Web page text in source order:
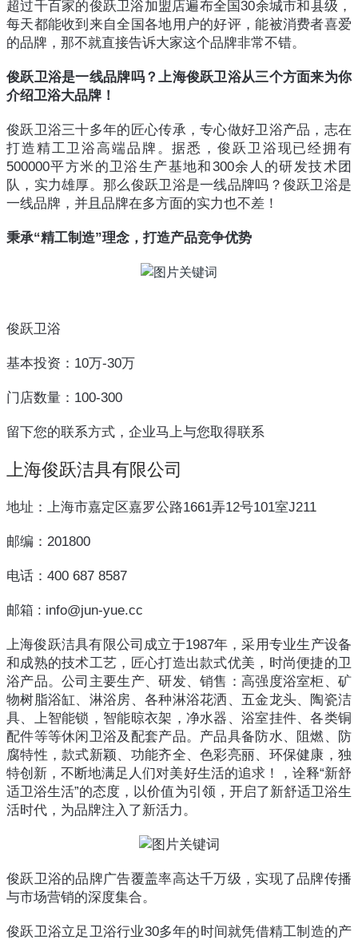
超过千百家的俊跃卫浴加盟店遍布全国30余城市和县级，
每天都能收到来自全国各地用户的好评，能被消费者喜爱
的品牌，那不就直接告诉大家这个品牌非常不错。
俊跃卫浴是一线品牌吗？上海俊跃卫浴从三个方面来为你
介绍卫浴大品牌！
俊跃卫浴三十多年的匠心传承，专心做好卫浴产品，志在
打造精工卫浴高端品牌。据悉，俊跃卫浴现已经拥有
500000平方米的卫浴生产基地和300余人的研发技术团
队，实力雄厚。那么俊跃卫浴是一线品牌吗？俊跃卫浴是
一线品牌，并且品牌在多方面的实力也不差！
秉承“精工制造”理念，打造产品竞争优势
俊跃卫浴
基本投资：10万-30万
门店数量：100-300
留下您的联系方式，企业马上与您取得联系
上海俊跃洁具有限公司
地址：上海市嘉定区嘉罗公路1661弄12号101室J211
邮编：201800
电话：400 687 8587
邮箱 : info@jun-yue.cc
上海俊跃洁具有限公司成立于1987年，采用专业生产设备
和成熟的技术工艺，匠心打造出款式优美，时尚便捷的卫
浴产品。公司主要生产、研发、销售：高强度浴室柜、矿
物树脂浴缸、淋浴房、各种淋浴花洒、五金龙头、陶瓷洁
具、上智能锁，智能晾衣架，净水器、浴室挂件、各类铜
配件等等休闲卫浴及配套产品。产品具备防水、阻燃、防
腐特性，款式新颖、功能齐全、色彩亮丽、环保健康，独
特创新，不断地满足人们对美好生活的追求！，诠释“新舒
适卫浴生活”的态度，以价值为引领，开启了新舒适卫浴生
活时代，为品牌注入了新活力。
俊跃卫浴的品牌广告覆盖率高达千万级，实现了品牌传播
与市场营销的深度集合。
俊跃卫浴立足卫浴行业30多年的时间就凭借精工制造的产